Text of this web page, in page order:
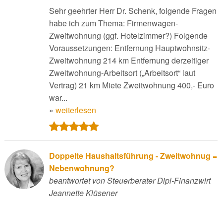
Sehr geehrter Herr Dr. Schenk, folgende Fragen
habe ich zum Thema: Firmenwagen-
Zweitwohnung (ggf. Hotelzimmer?) Folgende
Voraussetzungen: Entfernung Hauptwohnsitz-
Zweitwohnung 214 km Entfernung derzeitiger
Zweitwohnung-Arbeitsort („Arbeitsort“ laut
Vertrag) 21 km Miete Zweitwohnung 400,- Euro
war...
» weiterlesen
Doppelte Haushaltsführung - Zweitwohnug =
Nebenwohnung?
beantwortet von Steuerberater Dipl-Finanzwirt
Jeannette Klüsener